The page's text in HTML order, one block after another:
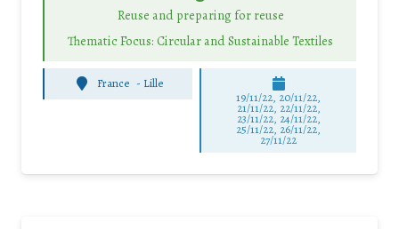
Reuse and preparing for reuse
Thematic Focus: Circular and Sustainable Textiles
France - Lille
19/11/22, 20/11/22,
21/11/22, 22/11/22,
23/11/22, 24/11/22,
25/11/22, 26/11/22,
27/11/22